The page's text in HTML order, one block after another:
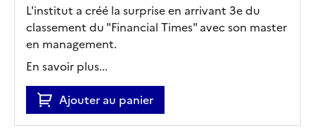
L'institut a créé la surprise en arrivant 3e du
classement du "Financial Times" avec son master
en management.
En savoir plus...
Ajouter au panier